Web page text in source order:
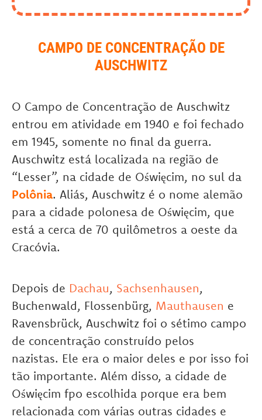
CAMPO DE CONCENTRAÇÃO DE
AUSCHWITZ
O Campo de Concentração de Auschwitz
entrou em atividade em 1940 e foi fechado
em 1945, somente no final da guerra.
Auschwitz está localizada na região de
“Lesser”, na cidade de Oświęcim, no sul da
Polônia. Aliás, Auschwitz é o nome alemão
para a cidade polonesa de Oświęcim, que
está a cerca de 70 quilômetros a oeste da
Cracóvia.
Depois de Dachau, Sachsenhausen,
Buchenwald, Flossenbürg, Mauthausen e
Ravensbrück, Auschwitz foi o sétimo campo
de concentração construído pelos
nazistas. Ele era o maior deles e por isso foi
tão importante. Além disso, a cidade de
Oświęcim fpo escolhida porque era bem
relacionada com várias outras cidades e